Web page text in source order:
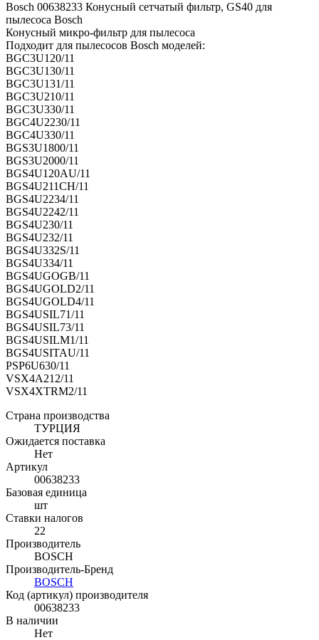
Bosch 00638233 Конусный сетчатый фильтр, GS40 для
пылесоса Bosch
Конусный микро-фильтр для пылесоса
Подходит для пылесосов Bosch моделей:
BGC3U120/11
BGC3U130/11
BGC3U131/11
BGC3U210/11
BGC3U330/11
BGC4U2230/11
BGC4U330/11
BGS3U1800/11
BGS3U2000/11
BGS4U120AU/11
BGS4U211CH/11
BGS4U2234/11
BGS4U2242/11
BGS4U230/11
BGS4U232/11
BGS4U332S/11
BGS4U334/11
BGS4UGOGB/11
BGS4UGOLD2/11
BGS4UGOLD4/11
BGS4USIL71/11
BGS4USIL73/11
BGS4USILM1/11
BGS4USITAU/11
PSP6U630/11
VSX4A212/11
VSX4XTRM2/11
Страна производства
ТУРЦИЯ
Ожидается поставка
Нет
Артикул
00638233
Базовая единица
шт
Ставки налогов
22
Производитель
BOSCH
Производитель-Бренд
BOSCH
Код (артикул) производителя
00638233
В наличии
Нет